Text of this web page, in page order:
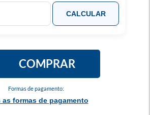
Formas de pagamento:
as formas de pagamento
COMPRAR
CALCULAR